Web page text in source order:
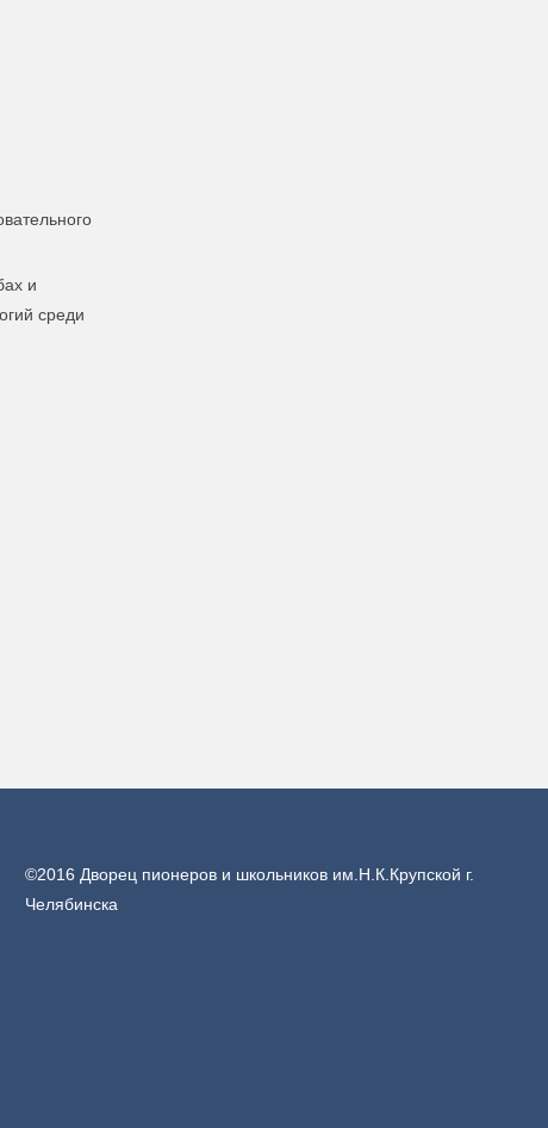
и
среди
©2016 Дворец пионеров и школьников им.Н.К.Крупской г.
Челябинска